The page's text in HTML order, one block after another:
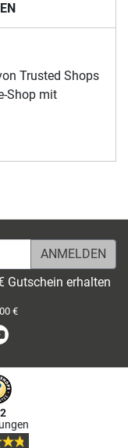
Trusted Shops
Shop mit
Gutschein erhalten
€